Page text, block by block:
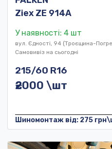
Ziex ZE 914A
У наявності: 4 шт
вул. Єдності, 94 (Троєщина-
Самовивіз на сьогодні
215/60 R16
₴2000 \шт
Шиномонтаж від: 275